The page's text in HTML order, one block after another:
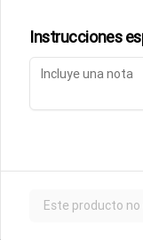
Instrucciones
Este producto